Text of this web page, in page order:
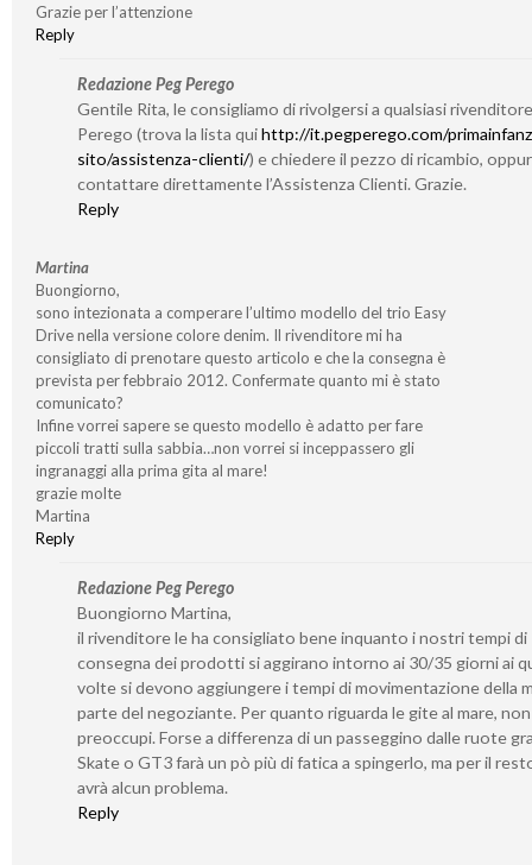
Grazie per l’attenzione
Reply
Redazione Peg Perego
Gentile Rita, le consigliamo di rivolgersi a qualsiasi
Perego (trova la lista quihttp://it.pegperego.com/
sito/assistenza-clienti/) e chiedere il pezzo di ricambio,
contattare direttamente l’Assistenza Clienti. Grazie.
Reply
Martina
Buongiorno,
sono intezionata a comperare l’ultimo modello del trio Easy
Drive nella versione colore denim. Il rivenditore mi ha
consigliato di prenotare questo articolo e che la consegna è
prevista per febbraio 2012. Confermate quanto mi è stato
comunicato?
Infine vorrei sapere se questo modello è adatto per fare
piccoli tratti sulla sabbia…non vorrei si inceppassero gli
ingranaggi alla prima gita al mare!
grazie molte
Martina
Reply
Redazione Peg Perego
Buongiorno Martina,
il rivenditore le ha consigliato bene inquanto i nostri tempi di
consegna dei prodotti si aggirano intorno ai 30/35 giorni ai
volte si devono aggiungere i tempi di movimentazione della
parte del negoziante. Per quanto riguarda le gite al mare,
preoccupi. Forse a differenza di un passeggino dalle ruote
Skate o GT3 farà un pò più di fatica a spingerlo, ma per il
avrà alcun problema.
Reply